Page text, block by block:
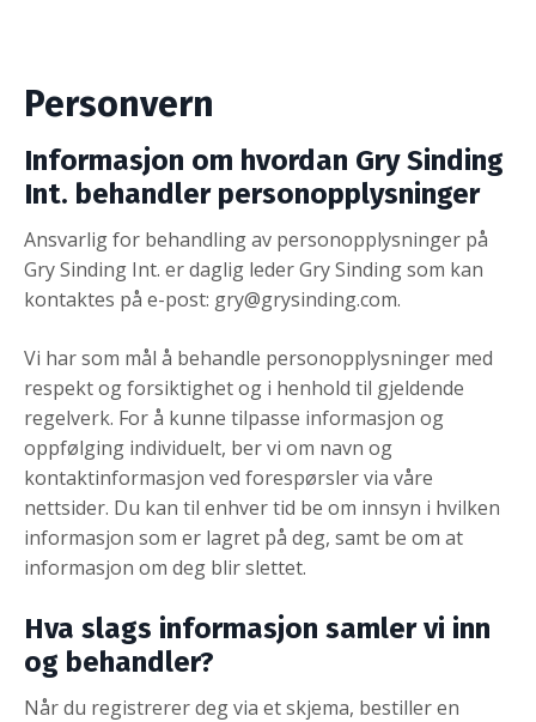
Personvern
Informasjon om hvordan Gry Sinding
Int. behandler personopplysninger
Ansvarlig for behandling av personopplysninger på
Gry Sinding Int. er daglig leder Gry Sinding som kan
kontaktes på e-post: gry@grysinding.com.
Vi har som mål å behandle personopplysninger med
respekt og forsiktighet og i henhold til gjeldende
regelverk. For å kunne tilpasse informasjon og
oppfølging individuelt, ber vi om navn og
kontaktinformasjon ved forespørsler via våre
nettsider. Du kan til enhver tid be om innsyn i hvilken
informasjon som er lagret på deg, samt be om at
informasjon om deg blir slettet.
Hva slags informasjon samler vi inn
og behandler?
Når du registrerer deg via et skjema, bestiller en